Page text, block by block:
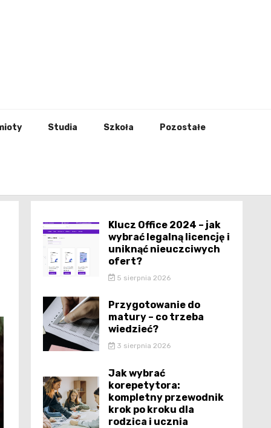
Studia Szkoła Pozostałe
Klucz Office 2024 – jak
wybrać legalną licencję i
uniknąć nieuczciwych
ofert?
5 sierpnia 2026
Przygotowanie do
matury – co trzeba
wiedzieć?
3 sierpnia 2026
Jak wybrać
korepetytora:
kompletny przewodnik
krok po kroku dla
rodzica i ucznia